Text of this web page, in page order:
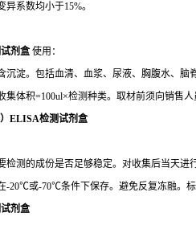
系数均小于15%。
剂盒使用：
沉淀。包括血清、血浆、尿液、胸腹水、
集体积=100ul×检测种类。取材前须向销售人
ELISA检测试剂盒
检测的成份是否足够稳定。对收集后当天
-20℃或-70℃条件下保存。避免反复冻融。
剂盒